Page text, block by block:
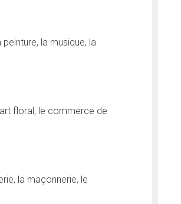
la musique, la
floral, le commerce de
la maçonnerie, le